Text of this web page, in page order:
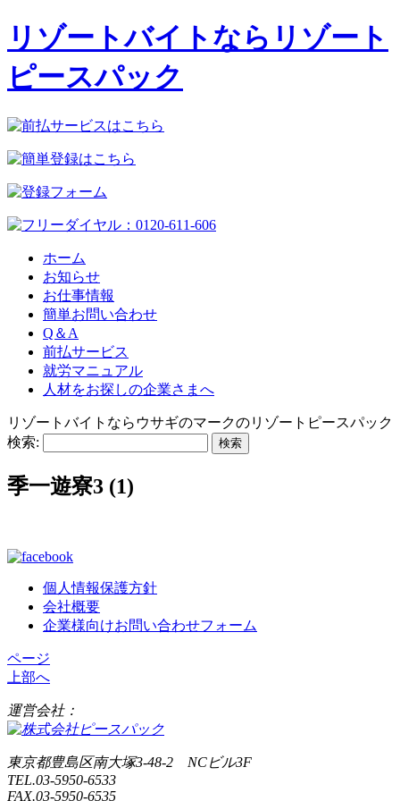
リゾートバイトならリゾート
ピースパック
ホーム
お知らせ
お仕事情報
簡単お問い合わせ
Q＆A
前払サービス
就労マニュアル
人材をお探しの企業さまへ
リゾートバイトならウサギのマークのリゾートピースパック
検索:
季一遊寮3 (1)
個人情報保護方針
会社概要
企業様向けお問い合わせフォーム
ページ
上部へ
運営会社：
東京都豊島区南大塚3-48-2 NCビル3F
TEL.03-5950-6533
FAX.03-5950-6535